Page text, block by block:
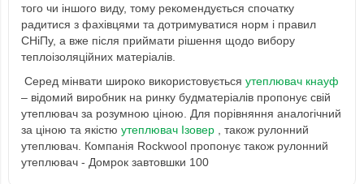
того чи іншого виду, тому рекомендується спочатку
радитися з фахівцями та дотримуватися норм і правил
СНіПу, а вже після приймати рішення щодо вибору
теплоізоляційних матеріалів.
Серед мінвати широко використовується утеплювач кнауф
– відомий виробник на ринку будматеріалів пропонує свій
утеплювач за розумною ціною. Для порівняння аналогічний
за ціною та якістю утеплювач Ізовер , також рулонний
утеплювач. Компанія Rockwool пропонує також рулонний
утеплювач - Домрок завтовшки 100